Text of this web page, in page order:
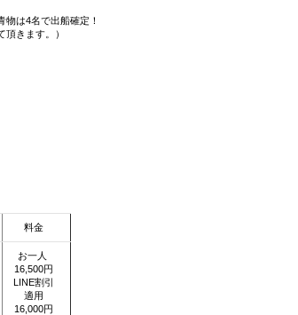
は4名で出船確定！
きます。）
料金
お一人
16,500円
LINE割引
適用
16,000円